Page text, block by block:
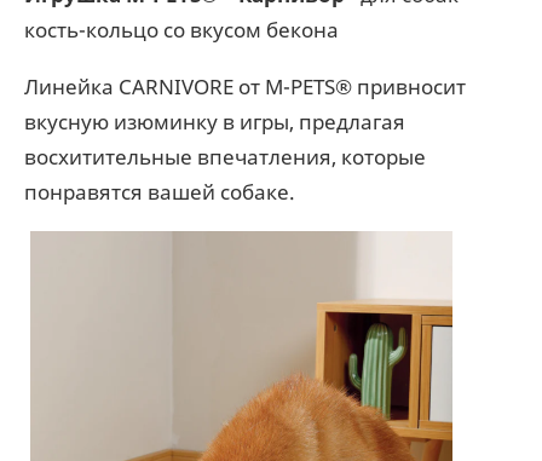
кость-кольцо со вкусом бекона
Линейка CARNIVORE от M-PETS® привносит
вкусную изюминку в игры, предлагая
восхитительные впечатления, которые
понравятся вашей собаке.